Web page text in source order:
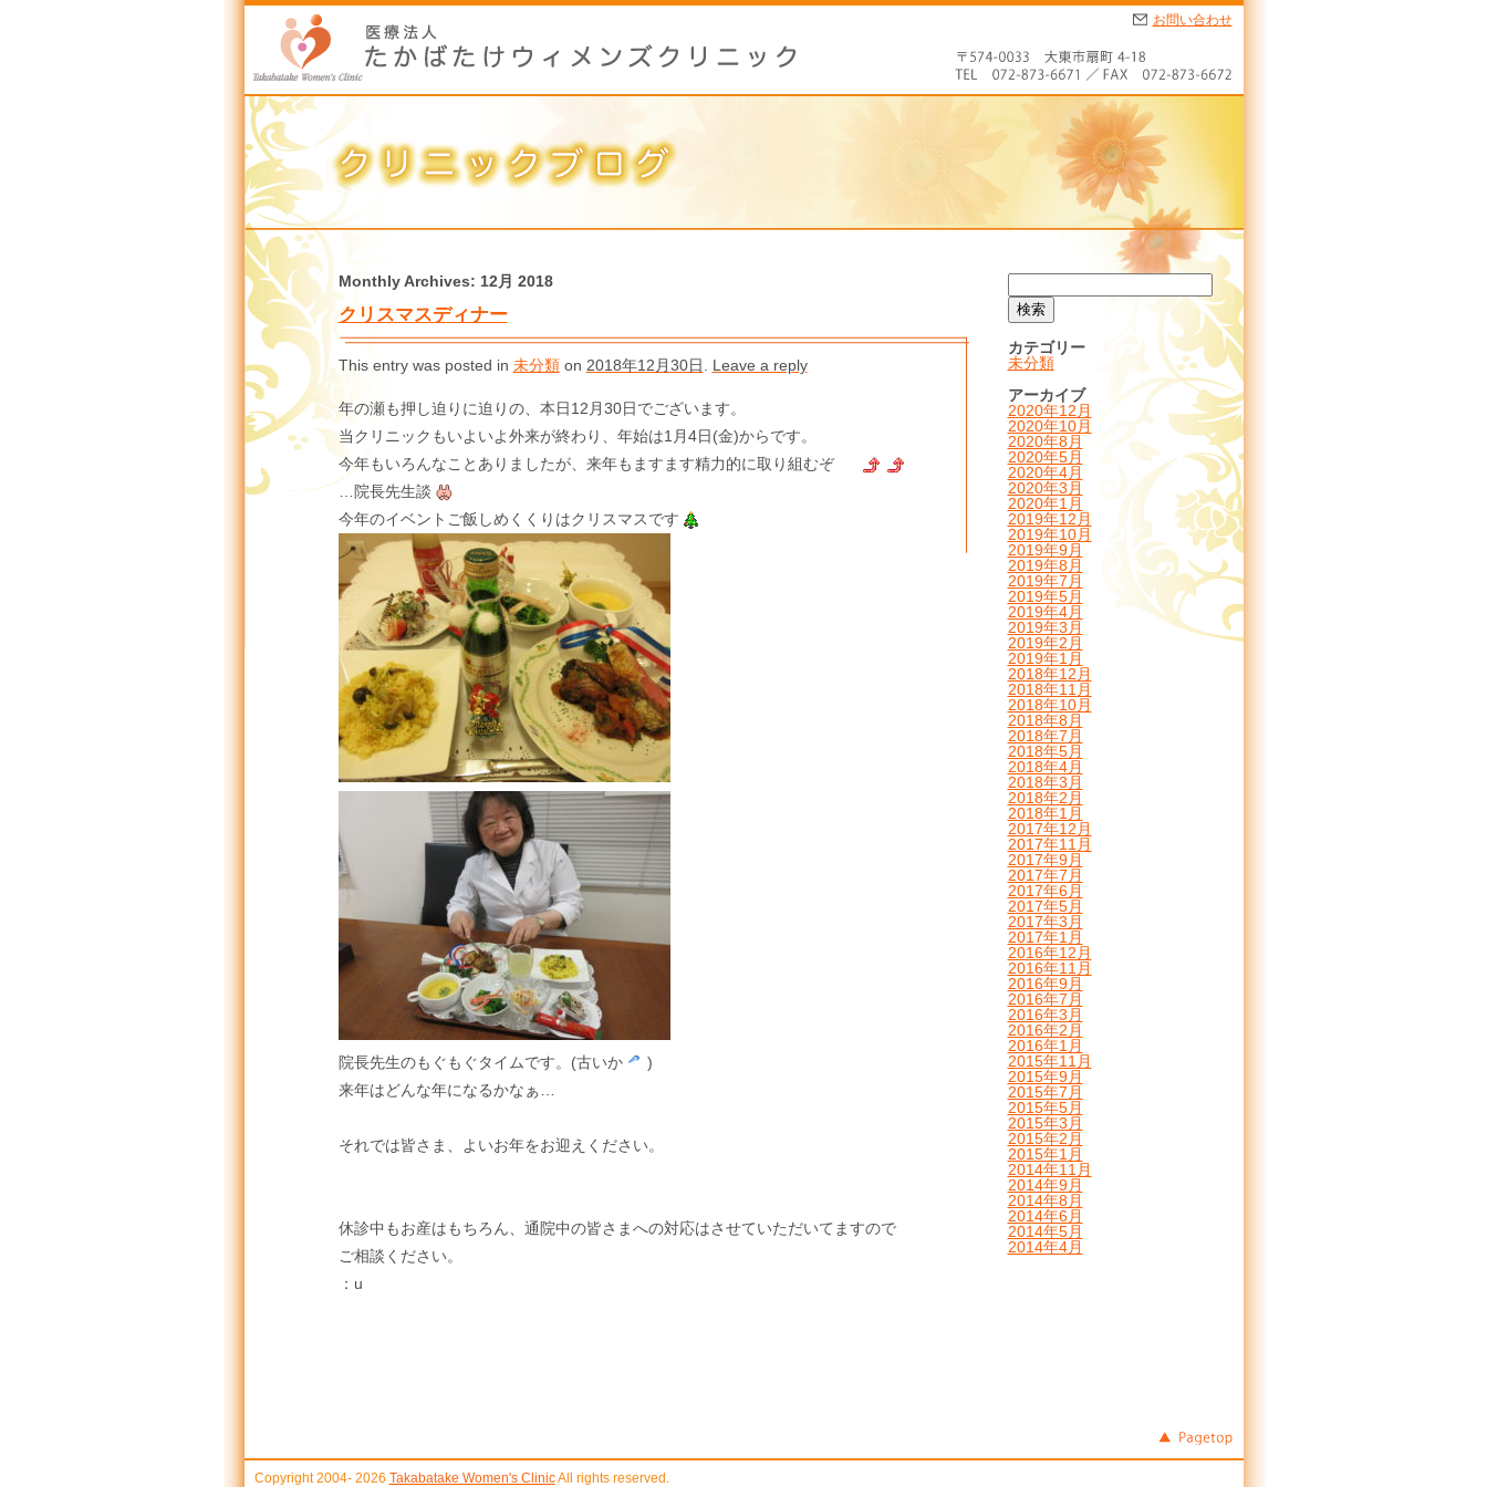
お問い合わせ
Monthly Archives: 12月 2018
クリスマスディナー
This entry was posted in 未分類on 2018年12月30日 Leave a reply
年の瀬も押し迫りに迫りの、本日12月30日でございます。
当クリニックもいよいよ外来が終わり、年始は1月4日(金)からです。
今年もいろんなことありましたが、来年もますます精力的に取り組むぞ
…院長先生談
今年のイベントご飯しめくくりはクリスマスです
院長先生のもぐもぐタイムです。(古いか
)
来年はどんな年になるかなぁ…
それでは皆さま、よいお年をお迎えください。
休診中もお産はもちろん、通院中の皆さまへの対応はさせていただいてますので
ご相談ください。
：u
カテゴリー
未分類
アーカイブ
2020年12月
2020年10月
2020年8月
2020年5月
2020年4月
2020年3月
2020年1月
2019年12月
2019年10月
2019年9月
2019年8月
2019年7月
2019年5月
2019年4月
2019年3月
2019年2月
2019年1月
2018年12月
2018年11月
2018年10月
2018年8月
2018年7月
2018年5月
2018年4月
2018年3月
2018年2月
2018年1月
2017年12月
2017年11月
2017年9月
2017年7月
2017年6月
2017年5月
2017年3月
2017年1月
2016年12月
2016年11月
2016年9月
2016年7月
2016年3月
2016年2月
2016年1月
2015年11月
2015年9月
2015年7月
2015年5月
2015年3月
2015年2月
2015年1月
2014年11月
2014年9月
2014年8月
2014年6月
2014年5月
2014年4月
Copyright 2004- 2026 Takabatake Women's ClinicAll rights reserved.